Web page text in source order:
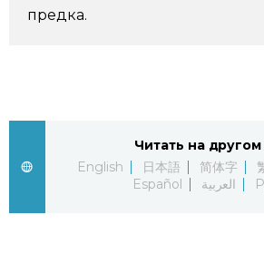
предка.
Читать на
English
日本語 简体字
Español
العربية